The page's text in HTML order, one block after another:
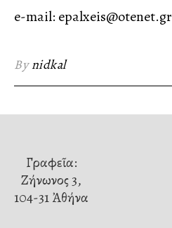
e-mail: epalxeis@otenet.gr
Bynidkal
Γραφεῖα:
Ζήνωνος 3,
104-31 Ἀθήνα